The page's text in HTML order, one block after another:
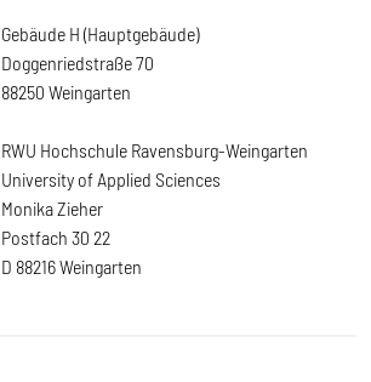
Gebäude H (Hauptgebäude)
Doggenriedstraße 70
88250 Weingarten
RWU Hochschule Ravensburg-Weingarten
University of Applied Sciences
Monika Zieher
Postfach 30 22
D 88216 Weingarten